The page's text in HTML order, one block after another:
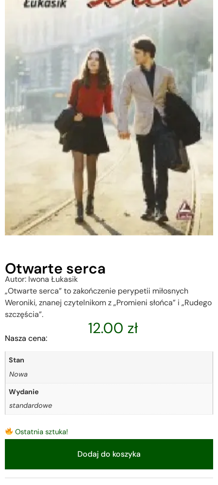
Otwarte serca
Autor: Iwona Łukasik
„Otwarte serca” to zakończenie perypetii miłosnych
Weroniki, znanej czytelnikom z „Promieni słońca” i „Rudego
szczęścia”.
Nasza cena:
12.00 zł
Stan
Nowa
Wydanie
standardowe
Ostatnia sztuka!
Dodaj do koszyka